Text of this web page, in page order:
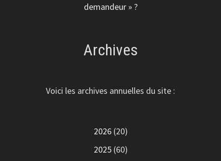
demandeur » ?
Archives
Voici les archives annuelles du site :
2026(20)
2025(60)